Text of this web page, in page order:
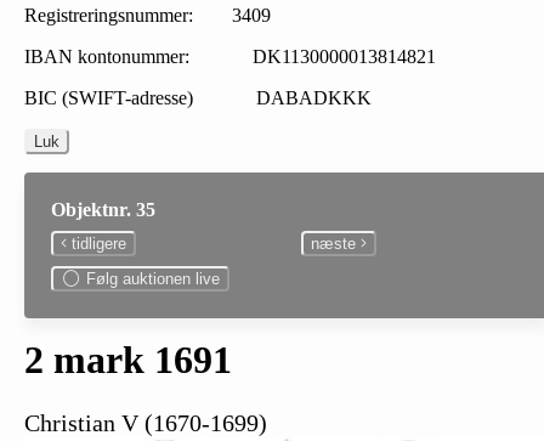
Registreringsnummer: 3409
IBAN kontonummer: DK1130000013814821
BIC (SWIFT-adresse) DABADKKK
Luk
Objektnr. 35
tidligere
næste
Følg auktionen live
2 mark 1691
Christian V (1670-1699)